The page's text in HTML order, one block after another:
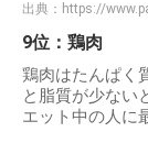
出典： https://
9位：鶏肉
鶏肉はたんぱく
と脂質が少ない
エット中の人に